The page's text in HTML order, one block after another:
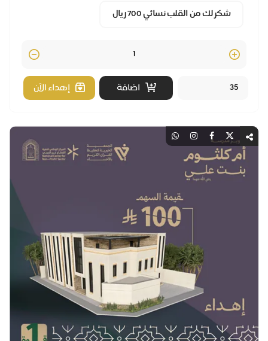
شكر لك من القلب نسائي 700 ريال
Quantity
اضافة
إهداء الآن